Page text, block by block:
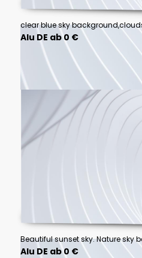
Alu DE ab 0 €
Beautiful sunset sky. Nature sky
Alu DE ab 0 €